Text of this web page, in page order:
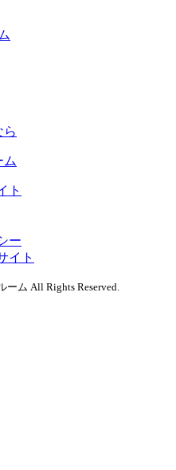
ら
ト
ー
イト
ム All Rights Reserved.